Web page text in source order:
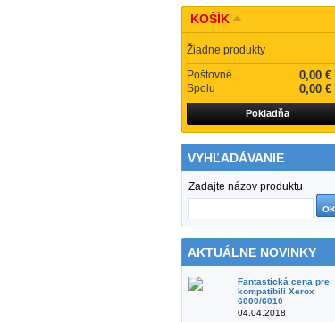
KOŠÍK
Žiadne produkty
Poštovné
0,00 €
Spolu 0,00 €
Pokladňa
VYHĽADÁVANIE
Zadajte názov produktu
AKTUÁLNE NOVINKY
Fantastická cena pre
kompatibili Xerox
6000/6010
04.04.2018